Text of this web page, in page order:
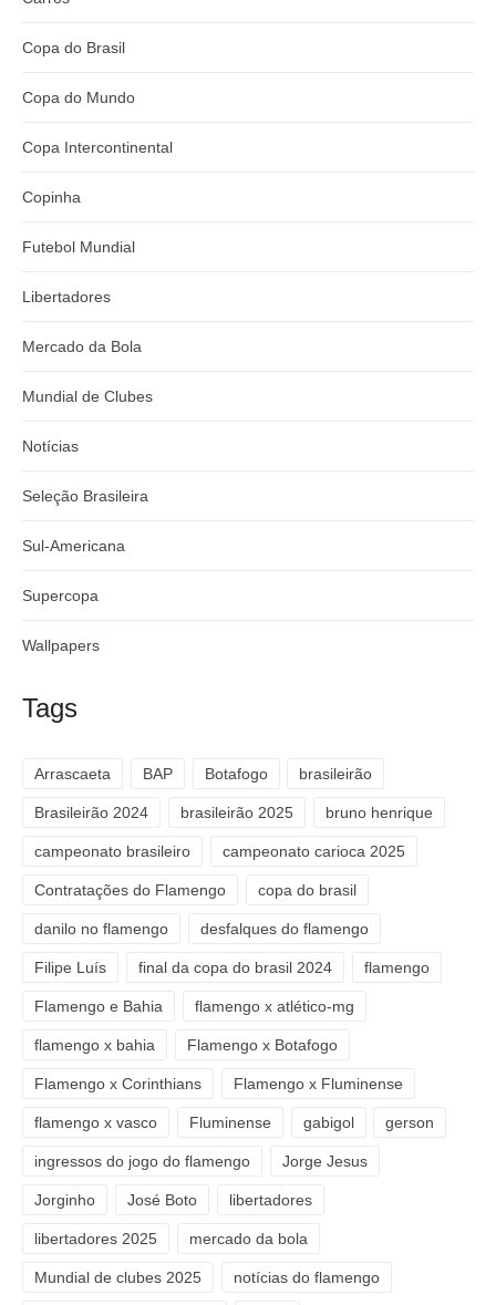
Copa do Brasil
Copa do Mundo
Copa Intercontinental
Copinha
Futebol Mundial
Libertadores
Mercado da Bola
Mundial de Clubes
Notícias
Seleção Brasileira
Sul-Americana
Supercopa
Wallpapers
Tags
Arrascaeta BAP Botafogo brasileirão
Brasileirão 2024 brasileirão 2025 bruno henrique
campeonato brasileiro campeonato carioca 2025
Contratações do Flamengo copa do brasil
danilo no flamengo desfalques do flamengo
Filipe Luís final da copa do brasil 2024 flamengo
Flamengo e Bahia flamengo x atlético-mg
flamengo x bahia Flamengo x Botafogo
Flamengo x Corinthians Flamengo x Fluminense
flamengo x vasco Fluminense gabigol gerson
ingressos do jogo do flamengo Jorge Jesus
Jorginho José Boto libertadores
libertadores 2025 mercado da bola
Mundial de clubes 2025 notícias do flamengo